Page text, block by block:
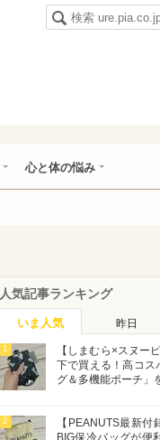
心と体の悩み
人気記事ランキング
いま人気 昨日
1
【しまむら×スヌー
下で買える！高コス
グ＆多機能ポーチ」
2
【PEANUTS最新
BIG保冷バッグが便